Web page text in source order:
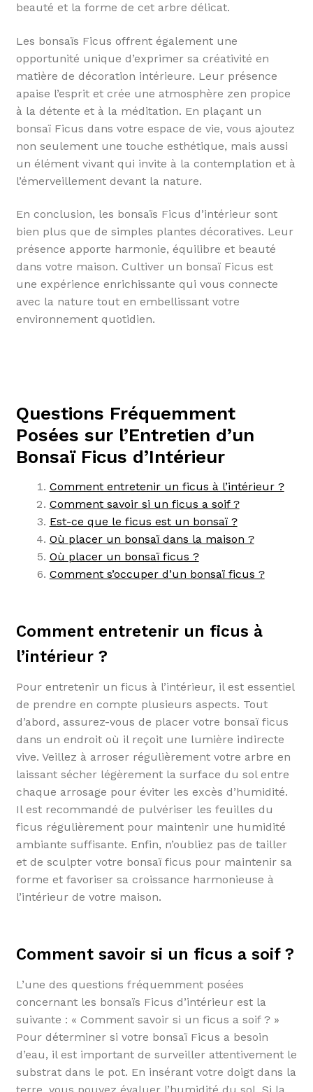
beauté et la forme de cet arbre délicat.
Les bonsaïs Ficus offrent également une
opportunité unique d’exprimer sa créativité en
matière de décoration intérieure. Leur présence
apaise l’esprit et crée une atmosphère zen propice
à la détente et à la méditation. En plaçant un
bonsaï Ficus dans votre espace de vie, vous ajoutez
non seulement une touche esthétique, mais aussi
un élément vivant qui invite à la contemplation et à
l’émerveillement devant la nature.
En conclusion, les bonsaïs Ficus d’intérieur sont
bien plus que de simples plantes décoratives. Leur
présence apporte harmonie, équilibre et beauté
dans votre maison. Cultiver un bonsaï Ficus est
une expérience enrichissante qui vous connecte
avec la nature tout en embellissant votre
environnement quotidien.
Questions Fréquemment
Posées sur l’Entretien d’un
Bonsaï Ficus d’Intérieur
Comment entretenir un ficus à l’intérieur ?
Comment savoir si un ficus a soif ?
Est-ce que le ficus est un bonsaï ?
Où placer un bonsaï dans la maison ?
Où placer un bonsaï ficus ?
Comment s’occuper d’un bonsaï ficus ?
Comment entretenir un ficus à
l’intérieur ?
Pour entretenir un ficus à l’intérieur, il est essentiel
de prendre en compte plusieurs aspects. Tout
d’abord, assurez-vous de placer votre bonsaï ficus
dans un endroit où il reçoit une lumière indirecte
vive. Veillez à arroser régulièrement votre arbre en
laissant sécher légèrement la surface du sol entre
chaque arrosage pour éviter les excès d’humidité.
Il est recommandé de pulvériser les feuilles du
ficus régulièrement pour maintenir une humidité
ambiante suffisante. Enfin, n’oubliez pas de tailler
et de sculpter votre bonsaï ficus pour maintenir sa
forme et favoriser sa croissance harmonieuse à
l’intérieur de votre maison.
Comment savoir si un ficus a soif ?
L’une des questions fréquemment posées
concernant les bonsaïs Ficus d’intérieur est la
suivante : « Comment savoir si un ficus a soif ? »
Pour déterminer si votre bonsaï Ficus a besoin
d’eau, il est important de surveiller attentivement le
substrat dans le pot. En insérant votre doigt dans la